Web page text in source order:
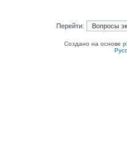
Перейти:
Создано на основе